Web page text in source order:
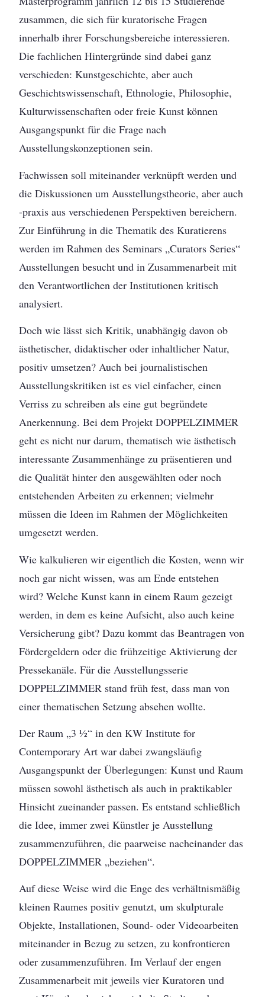
zusammen, die sich für kuratorische Fragen
innerhalb ihrer Forschungsbereiche interessieren.
Die fachlichen Hintergründe sind dabei ganz
verschieden: Kunstgeschichte, aber auch
Geschichtswissenschaft, Ethnologie, Philosophie,
Kulturwissenschaften oder freie Kunst können
Ausgangspunkt für die Frage nach
Ausstellungskonzeptionen sein.
Fachwissen soll miteinander verknüpft werden und
die Diskussionen um Ausstellungstheorie, aber auch
-praxis aus verschiedenen Perspektiven bereichern.
Zur Einführung in die Thematik des Kuratierens
werden im Rahmen des Seminars „Curators Series“
Ausstellungen besucht und in Zusammenarbeit mit
den Verantwortlichen der Institutionen kritisch
analysiert.
Doch wie lässt sich Kritik, unabhängig davon ob
ästhetischer, didaktischer oder inhaltlicher Natur,
positiv umsetzen? Auch bei journalistischen
Ausstellungskritiken ist es viel einfacher, einen
Verriss zu schreiben als eine gut begründete
Anerkennung. Bei dem Projekt DOPPELZIMMER
geht es nicht nur darum, thematisch wie ästhetisch
interessante Zusammenhänge zu präsentieren und
die Qualität hinter den ausgewählten oder noch
entstehenden Arbeiten zu erkennen; vielmehr
müssen die Ideen im Rahmen der Möglichkeiten
umgesetzt werden.
Wie kalkulieren wir eigentlich die Kosten, wenn wir
noch gar nicht wissen, was am Ende entstehen
wird? Welche Kunst kann in einem Raum gezeigt
werden, in dem es keine Aufsicht, also auch keine
Versicherung gibt? Dazu kommt das Beantragen von
Fördergeldern oder die frühzeitige Aktivierung der
Pressekanäle. Für die Ausstellungsserie
DOPPELZIMMER stand früh fest, dass man von
einer thematischen Setzung absehen wollte.
Der Raum „3 ½“ in den KW Institute for
Contemporary Art war dabei zwangsläufig
Ausgangspunkt der Überlegungen: Kunst und Raum
müssen sowohl ästhetisch als auch in praktikabler
Hinsicht zueinander passen. Es entstand schließlich
die Idee, immer zwei Künstler je Ausstellung
zusammenzuführen, die paarweise nacheinander das
DOPPELZIMMER „beziehen“.
Auf diese Weise wird die Enge des verhältnismäßig
kleinen Raumes positiv genutzt, um skulpturale
Objekte, Installationen, Sound- oder Videoarbeiten
miteinander in Bezug zu setzen, zu konfrontieren
oder zusammenzuführen. Im Verlauf der engen
Zusammenarbeit mit jeweils vier Kuratoren und